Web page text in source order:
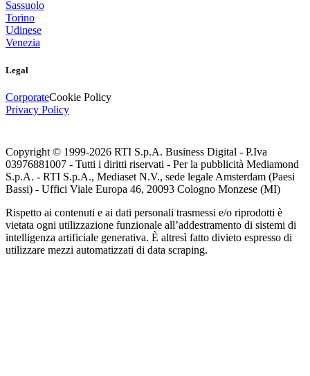
Sassuolo
Torino
Udinese
Venezia
Legal
CorporateCookie Policy
Privacy Policy
Copyright © 1999-2026 RTI S.p.A. Business Digital - P.Iva
03976881007 - Tutti i diritti riservati - Per la pubblicità Mediamond
S.p.A. - RTI S.p.A., Mediaset N.V., sede legale Amsterdam (Paesi
Bassi) - Uffici Viale Europa 46, 20093 Cologno Monzese (MI)
Rispetto ai contenuti e ai dati personali trasmessi e/o riprodotti è
vietata ogni utilizzazione funzionale all’addestramento di sistemi di
intelligenza artificiale generativa. È altresì fatto divieto espresso di
utilizzare mezzi automatizzati di data scraping.